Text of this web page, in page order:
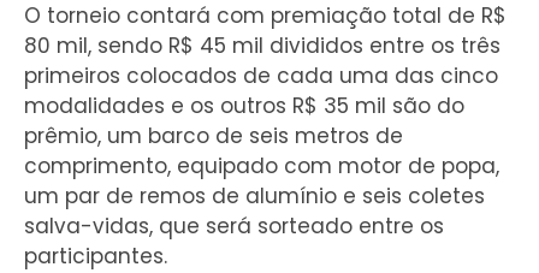
O torneio contará com premiação total de R$
80 mil, sendo R$ 45 mil divididos entre os três
primeiros colocados de cada uma das cinco
modalidades e os outros R$ 35 mil são do
prêmio, um barco de seis metros de
comprimento, equipado com motor de popa,
um par de remos de alumínio e seis coletes
salva-vidas, que será sorteado entre os
participantes.